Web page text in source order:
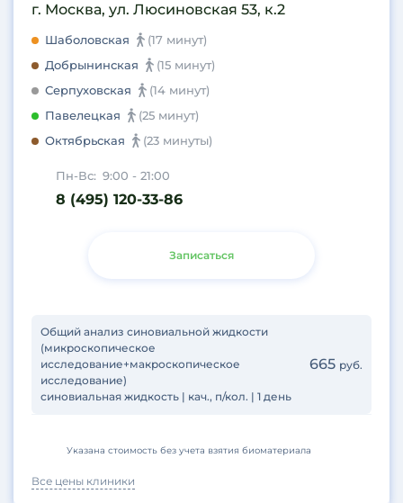
г. Москва, ул. Люсиновская 53, к.2
Шаболовская
(17 минут)
Добрынинская
(15 минут)
Серпуховская
(14 минут)
Павелецкая
(25 минут)
Октябрьская
(23 минуты)
Пн-Вс: 9:00 - 21:00
8 (495) 120-33-86
Записаться
Общий анализ синовиальной жидкости
(микроскопическое
исследование+макроскопическое
исследование)
синовиальная жидкость | кач., п/кол. | 1 день
665 руб.
Все цены клиники
Указана стоимость без учета взятия биоматериала